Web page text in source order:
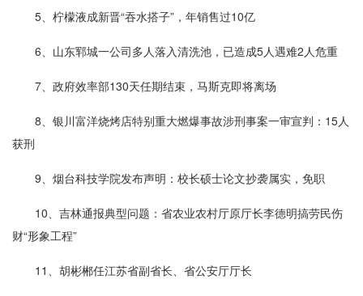
5、柠檬液成新晋“吞水搭子”，年销售过10亿
6、山东郓城一公司多人落入清洗池，已造成5人遇难2人危重
7、政府效率部130天任期结束，马斯克即将离场
8、银川富洋烧烤店特别重大燃爆事故涉刑事案一审宣判：15人
获刑
9、烟台科技学院发布声明：校长硕士论文抄袭属实，免职
10、吉林通报典型问题：省农业农村厅原厅长李德明搞劳民伤
财“形象工程”
11、胡彬郴任江苏省副省长、省公安厅厅长